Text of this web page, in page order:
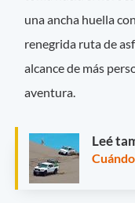
una ancha huella
renegrida ruta de
alcance de más
aventura.
Leé